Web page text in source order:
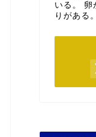
いる。 卵
りがある。